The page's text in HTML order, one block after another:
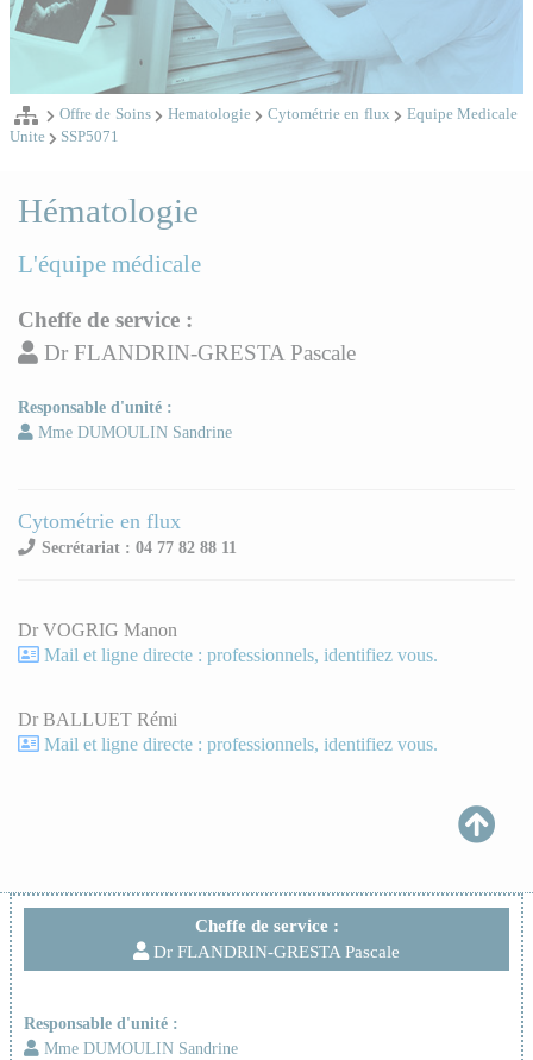
Offre de Soins Hematologie Cytométrie en flux
Equipe Medicale
Unite
SSP5071
Cheffe de service :
Dr FLANDRIN-GRESTA Pascale
Responsable d'unité :
Mme DUMOULIN Sandrine
Hématologie
L'équipe médicale
Cheffe de service :
Dr FLANDRIN-GRESTA Pascale
Responsable d'unité :
Mme DUMOULIN Sandrine
Cytométrie en flux
Secrétariat : 04 77 82 88 11
Dr VOGRIG Manon
Mail et ligne directe : professionnels, identifiez vous.
Dr BALLUET Rémi
Mail et ligne directe : professionnels, identifiez vous.